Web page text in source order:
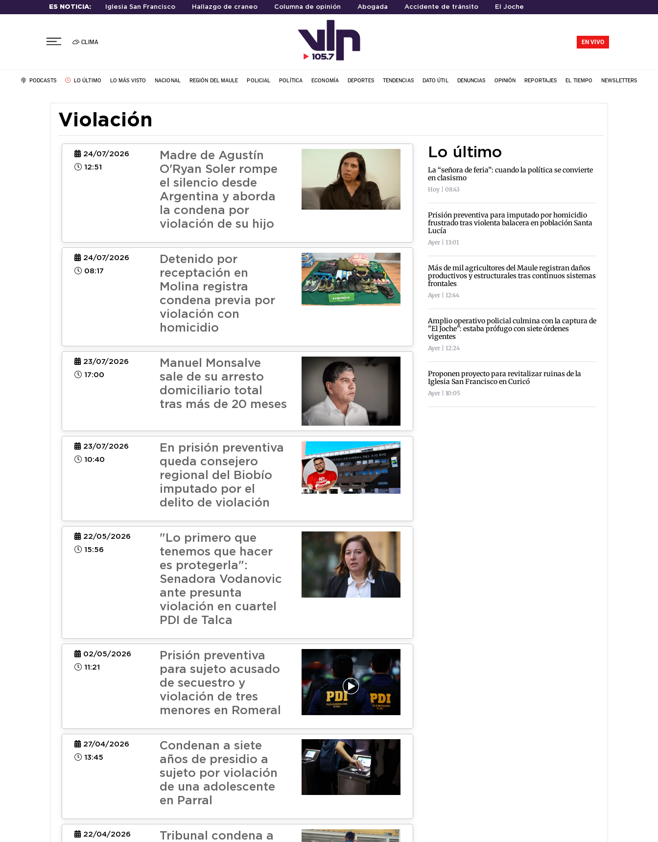
ES NOTICIA: Iglesia San Francisco Hallazgo de craneo Columna de opinión Abogada Accidente de tránsito El Joche
CLIMA EN VIVO
PODCASTS LO ÚLTIMO LO MÁS VISTO NACIONAL REGIÓN DEL MAULE POLICIAL POLÍTICA ECONOMÍA DEPORTES TENDENCIAS DATO ÚTIL DENUNCIAS OPINIÓN REPORTAJES EL TIEMPO NEWSLETTERS
Violación
24/07/2026
12:51
Madre de Agustín
O'Ryan Soler rompe
el silencio desde
Argentina y aborda
la condena por
violación de su hijo
24/07/2026
08:17
Detenido por
receptación en
Molina registra
condena previa por
violación con
homicidio
23/07/2026
17:00
Manuel Monsalve
sale de su arresto
domiciliario total
tras más de 20 meses
23/07/2026
10:40
En prisión preventiva
queda consejero
regional del Biobío
imputado por el
delito de violación
22/05/2026
15:56
"Lo primero que
tenemos que hacer
es protegerla":
Senadora Vodanovic
ante presunta
violación en cuartel
PDI de Talca
02/05/2026
11:21
Prisión preventiva
para sujeto acusado
de secuestro y
violación de tres
menores en Romeral
27/04/2026
13:45
Condenan a siete
años de presidio a
sujeto por violación
de una adolescente
en Parral
22/04/2026
Tribunal condena a
Lo último
La “señora de feria”: cuando la política se convierte
en clasismo
Hoy | 08:43
Prisión preventiva para imputado por homicidio
frustrado tras violenta balacera en población Santa
Lucía
Ayer | 13:01
Más de mil agricultores del Maule registran daños
productivos y estructurales tras continuos sistemas
frontales
Ayer | 12:44
Amplio operativo policial culmina con la captura de
"El Joche": estaba prófugo con siete órdenes
vigentes
Ayer | 12:24
Proponen proyecto para revitalizar ruinas de la
Iglesia San Francisco en Curicó
Ayer | 10:05